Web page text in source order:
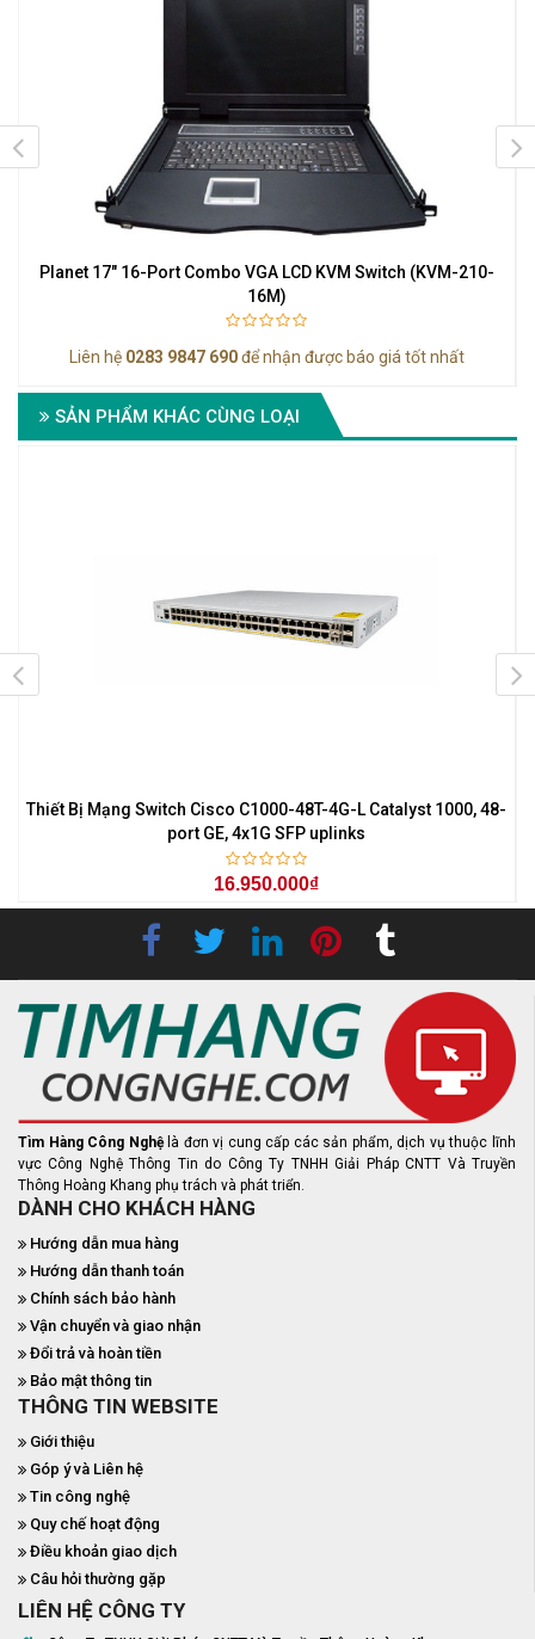
Planet 17" 16-Port Combo VGA LCD KVM Switch (KVM-210-
16M)
Liên hệ 0283 9847 690để nhận được báo giá tốt nhất
SẢN PHẨM KHÁC CÙNG LOẠI
Thiết Bị Mạng Switch Cisco C1000-48T-4G-L Catalyst 1000, 48-
port GE, 4x1G SFP uplinks
16.950.000₫
Tìm Hàng Công Nghệ là đơn vị cung cấp các sản phẩm, dịch vụ thuộc lĩnh
vực Công Nghệ Thông Tin do Công Ty TNHH Giải Pháp CNTT Và Truyền
Thông Hoàng Khang phụ trách và phát triển.
DÀNH CHO KHÁCH HÀNG
Hướng dẫn mua hàng
Hướng dẫn thanh toán
Chính sách bảo hành
Vận chuyển và giao nhận
Đổi trả và hoàn tiền
Bảo mật thông tin
THÔNG TIN WEBSITE
Giới thiệu
Góp ý và Liên hệ
Tin công nghệ
Quy chế hoạt động
Điều khoản giao dịch
Câu hỏi thường gặp
LIÊN HỆ CÔNG TY